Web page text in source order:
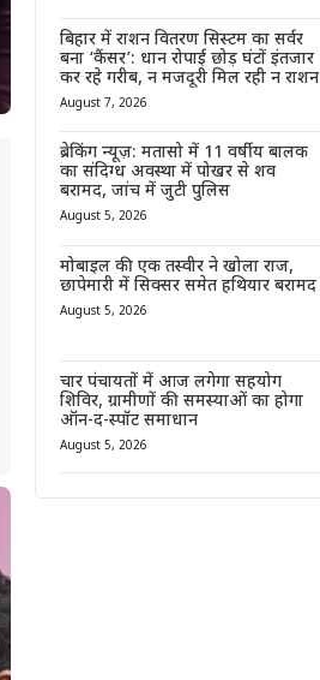
बिहार में राशन वितरण सिस्टम का सर्वर
बना ‘कैंसर’: धान रोपाई छोड़ घंटों इंतजार
कर रहे गरीब, न मजदूरी मिल रही न राशन
August 7, 2026
ब्रेकिंग न्यूज़: मतासो में 11 वर्षीय बालक
का संदिग्ध अवस्था में पोखर से शव
बरामद, जांच में जुटी पुलिस
August 5, 2026
मोबाइल की एक तस्वीर ने खोला राज,
छापेमारी में सिक्सर समेत हथियार बरामद
August 5, 2026
चार पंचायतों में आज लगेगा सहयोग
शिविर, ग्रामीणों की समस्याओं का होगा
ऑन-द-स्पॉट समाधान
August 5, 2026